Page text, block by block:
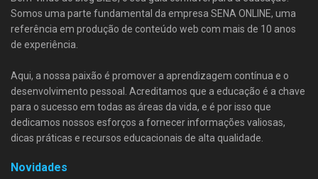
Somos uma parte fundamental da empresa SENA ONLINE, uma
referência em produção de conteúdo web com mais de 10 anos
de experiência.
Aqui, a nossa paixão é promover a aprendizagem contínua e o
desenvolvimento pessoal. Acreditamos que a educação é a chave
para o sucesso em todas as áreas da vida, e é por isso que
dedicamos nossos esforços a fornecer informações valiosas,
dicas práticas e recursos educacionais de alta qualidade.
Novidades